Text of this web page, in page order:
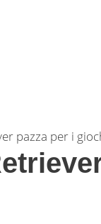
pazza per i